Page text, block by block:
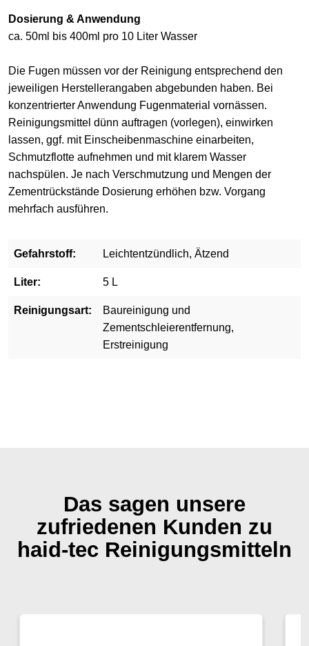
Dosierung & Anwendung
ca. 50ml bis 400ml pro 10 Liter Wasser
Die Fugen müssen vor der Reinigung entsprechend den
jeweiligen Herstellerangaben abgebunden haben. Bei
konzentrierter Anwendung Fugenmaterial vornässen.
Reinigungsmittel dünn auftragen (vorlegen), einwirken
lassen, ggf. mit Einscheibenmaschine einarbeiten,
Schmutzflotte aufnehmen und mit klarem Wasser
nachspülen. Je nach Verschmutzung und Mengen der
Zementrückstände Dosierung erhöhen bzw. Vorgang
mehrfach ausführen.
Gefahrstoff: Leichtentzündlich, Ätzend
Liter: 5 L
Reinigungsart:
Baureinigung und
Zementschleierentfernung,
Erstreinigung
Das sagen unsere
zufriedenen Kunden zu
haid-tec Reinigungsmitteln